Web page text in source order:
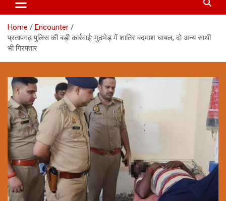
Home
Encounter
प्रतापगढ़ पुलिस की बड़ी कार्रवाई: मुठभेड़ में शातिर बदमाश घायल, दो अन्य साथी
भी गिरफ्तार